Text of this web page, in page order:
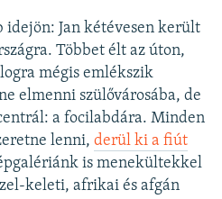
idejön: Jan kétévesen került
Többet élt az úton,
mégis emlékszik
elmenni szülővárosába, de
a focilabdára. Minden
lenni, derül ki a fiút
is menekültekkel
keleti, afrikai és afgán